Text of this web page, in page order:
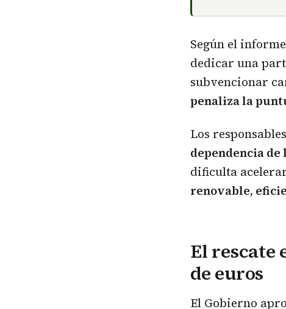
Según el
dedicar una
subvencionar
penaliza la
Los
dependencia
dificulta
renovable,
El rescate
de euros
El Gobierno